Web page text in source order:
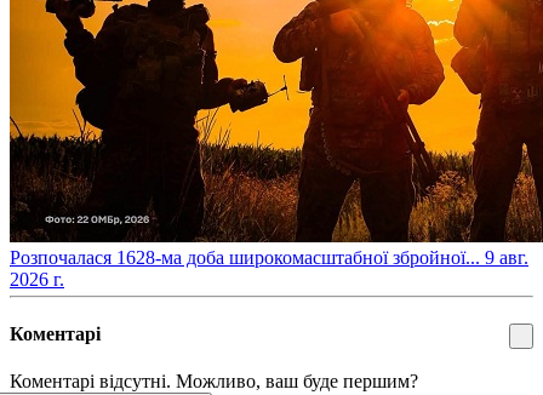
​Розпочалася 1628-ма доба широкомасштабної збройної... 9 авг.
2026 г.
Коментарі
Коментарі відсутні. Можливо, ваш буде першим?